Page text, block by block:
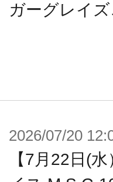
を極限まで追
立てることが
ツが付属。
た「武装モー
ガーグレイ
2026/07/20
【7月22日(